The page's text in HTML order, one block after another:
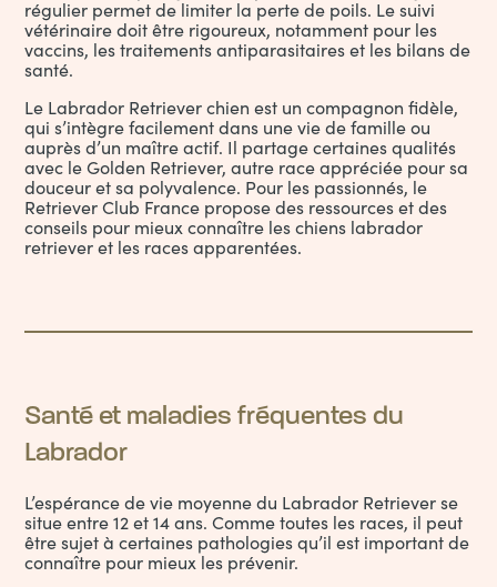
régulier permet de limiter la perte de poils. Le suivi
vétérinaire doit être rigoureux, notamment pour les
vaccins, les traitements antiparasitaires et les bilans de
santé.
Le Labrador Retriever chien est un compagnon fidèle,
qui s’intègre facilement dans une vie de famille ou
auprès d’un maître actif. Il partage certaines qualités
avec leGolden Retriever, autre race appréciée pour sa
douceur et sa polyvalence. Pour les passionnés, le
Retriever Club France propose des ressources et des
conseils pour mieux connaître les chiens labrador
retriever et les races apparentées.
Santé et maladies fréquentes du
Labrador
L’espérance de vie moyenne du Labrador Retriever se
situe entre 12 et 14 ans. Comme toutes les races, il peut
être sujet à certaines pathologies qu’il est important de
connaître pour mieux les prévenir.